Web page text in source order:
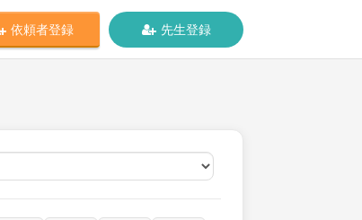
依頼者登録 先生登録